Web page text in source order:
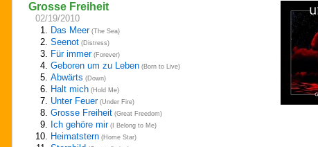
Grosse Freiheit
02/19/2010
1. Das Meer(The Sea)
2. Seenot (Distress)
3. Für immer(Forever)
4. Geboren um zu Leben (Born to Live)
5. Abwärts (Down)
6. Halt mich (Hold Me)
7. Unter Feuer(Under Fire)
8. Grosse Freiheit (Great Freedom)
9. Ich gehöre mir(I Belong to Me)
10. Heimatstern (Home Star)